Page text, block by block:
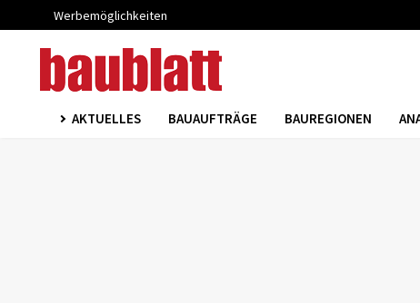
Werbemöglichkeiten
AKTUELLES BAUAUFTRÄGE BAUREGIONEN